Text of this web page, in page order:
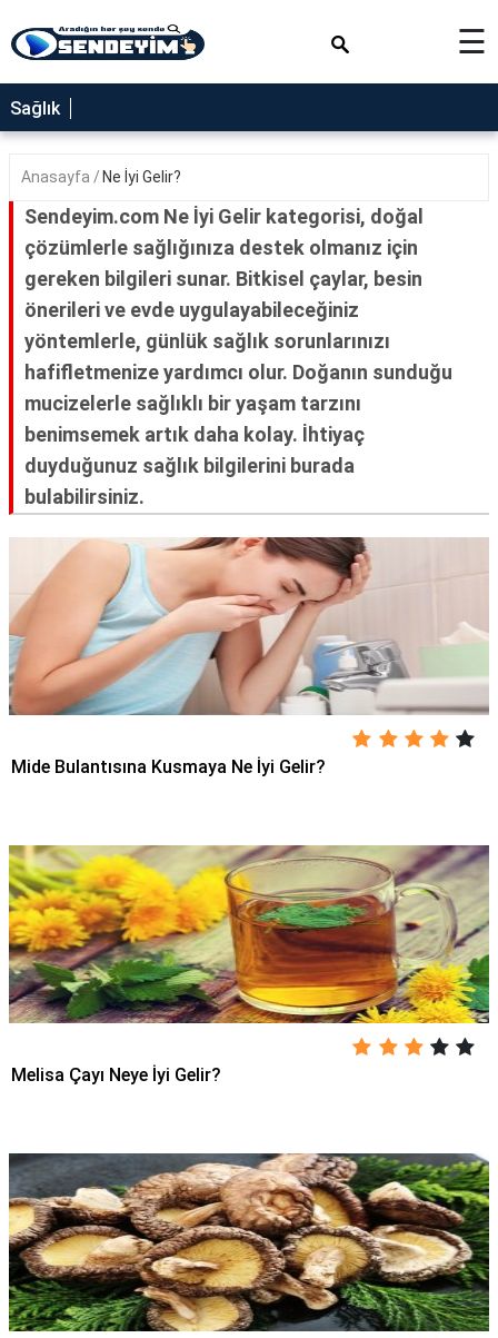
SAĞLIK
NEDİR
FAYDALARI
YEMEK
TARİFLERİ
RÜYA
TABİRLERİ
GEZİLECEK
YERLER
BLOG
☰
Sağlık
Anasayfa Ne İyi Gelir?
Sendeyim.com Ne İyi Gelir kategorisi, doğal
çözümlerle sağlığınıza destek olmanız için
gereken bilgileri sunar. Bitkisel çaylar, besin
önerileri ve evde uygulayabileceğiniz
yöntemlerle, günlük sağlık sorunlarınızı
hafifletmenize yardımcı olur. Doğanın sunduğu
mucizelerle sağlıklı bir yaşam tarzını
benimsemek artık daha kolay. İhtiyaç
duyduğunuz sağlık bilgilerini burada
bulabilirsiniz.
Mide Bulantısına Kusmaya Ne İyi Gelir?
Melisa Çayı Neye İyi Gelir?